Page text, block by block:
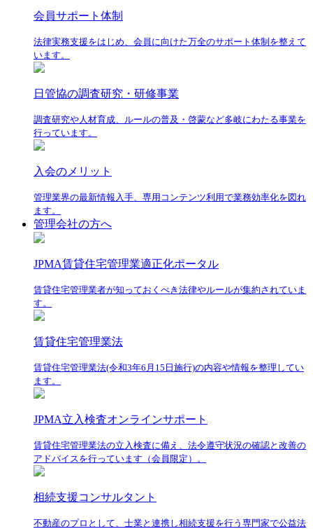
会員サポート体制
法律実務支援をはじめ、会員に向けた万全のサポート体制を整えて
います。
日管協の調査研究・研修事業
調査研究や人材育成、ルールの普及・啓蒙など多岐にわたる事業を
行っています。
入会のメリット
管理業界の最新情報入手、専用コンテンツ利用で業務効率化を図れ
ます。
管理会社の方へ
JPMA賃貸住宅管理業適正化ポータル
賃貸住宅管理業者が知っておくべき法律やルールが集約されていま
す。
賃貸住宅管理業法
賃貸住宅管理業法(令和3年6月15日施行)の内容や情報を整理してい
ます。
JPMA立入検査オンラインサポート
賃貸住宅管理業法の立入検査に備え、法令遵守状況の確認と改善の
アドバイスを行っています（会員限定）。
相続支援コンサルタント
不動産のプロとして、士業と連携し相続支援を行う専門家で公益法